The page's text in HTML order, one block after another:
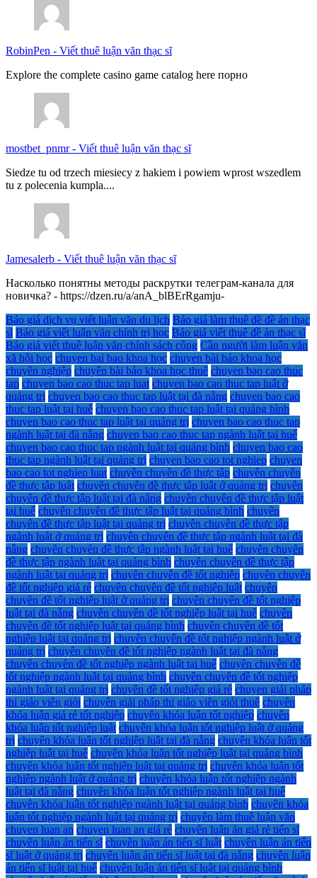
RobinPen - Viết thuê luận văn thạc sĩ
Explore the complete casino game catalog here порно
mostbet_pnmr- Viết thuê luận văn thạc sĩ
Siedze tu od trzech miesiecy z hakiem i powiem wprost wszedlem
tu z polecenia kumpla....
Jamesalerb - Viết thuê luận văn thạc sĩ
Насколько понятны методы раскрутки телеграм-канала для
новичка? - https://dzen.ru/a/anA_blBErRgamju-
Báo giá dịch vụ viết luận văn du lịch Báo giá làm thuê đề đề án thạc
sĩ Báo giá viết luận văn chính trị học Báo giá viết thuê đề án thạc sĩ
Báo giá viết thuê luận văn chính sách công Cần người làm luận văn
xã hội học chuyen bai bao khoa học chuyen bài báo khoa học
chuyên nghiệp chuyên bài báo khoa học thuê chuyen bao cao thuc
tap chuyen bao cao thuc tap luat chuyen bao cao thuc tap luật ở
quảng trị chuyen bao cao thuc tap luật tại đà nẵng chuyen bao cao
thuc tap luật tại huế chuyen bao cao thuc tap luật tại quảng bình
chuyen bao cao thuc tap luật tại quảng trị chuyen bao cao thuc tap
ngành luật tại đà nẵng chuyen bao cao thuc tap ngành luật tại huế
chuyen bao cao thuc tap ngành luật tại quảng bình chuyen bao cao
thuc tap ngành luật tại quảng trị chuyen bao cao tot nghiep chuyen
bao cao tot nghiep luat chuyên chuyên đề thực tập chuyên chuyên
đề thực tập luật chuyên chuyên đề thực tập luật ở quảng trị chuyên
chuyên đề thực tập luật tại đà nẵng chuyên chuyên đề thực tập luật
tại huế chuyên chuyên đề thực tập luật tại quảng bình chuyên
chuyên đề thực tập luật tại quảng trị chuyên chuyên đề thực tập
ngành luật ở quảng trị chuyên chuyên đề thực tập ngành luật tại đà
nẵng chuyên chuyên đề thực tập ngành luật tại huế chuyên chuyên
đề thực tập ngành luật tại quảng bình chuyên chuyên đề thực tập
ngành luật tại quảng trị chuyên chuyên đề tốt nghiệp chuyên chuyên
đề tốt nghiệp giá rẻ chuyên chuyên đề tốt nghiệp luật chuyên
chuyên đề tốt nghiệp luật ở quảng trị chuyên chuyên đề tốt nghiệp
luật tại đà nẵng chuyên chuyên đề tốt nghiệp luật tại huế chuyên
chuyên đề tốt nghiệp luật tại quảng bình chuyên chuyên đề tốt
nghiệp luật tại quảng trị chuyên chuyên đề tốt nghiệp ngành luật ở
quảng trị chuyên chuyên đề tốt nghiệp ngành luật tại đà nẵng
chuyên chuyên đề tốt nghiệp ngành luật tại huế chuyên chuyên đề
tốt nghiệp ngành luật tại quảng bình chuyên chuyên đề tốt nghiệp
ngành luật tại quảng trị chuyên đề tốt nghiệp giá rẻ chuyen giải pháp
thi giáo viên giỏi chuyên giải pháp thi giáo viên giỏi thuê chuyên
khóa luận giá rẻ tốt nghiệp chuyên khóa luận tốt nghiệp chuyên
khóa luận tốt nghiệp luật chuyên khóa luận tốt nghiệp luật ở quảng
trị chuyên khóa luận tốt nghiệp luật tại đà nẵng chuyên khóa luận tốt
nghiệp luật tại huế chuyên khóa luận tốt nghiệp luật tại quảng bình
chuyên khóa luận tốt nghiệp luật tại quảng trị chuyên khóa luận tốt
nghiệp ngành luật ở quảng trị chuyên khóa luận tốt nghiệp ngành
luật tại đà nẵng chuyên khóa luận tốt nghiệp ngành luật tại huế
chuyên khóa luận tốt nghiệp ngành luật tại quảng bình chuyên khóa
luận tốt nghiệp ngành luật tại quảng trị chuyên làm thuê luận văn
chuyen luan an chuyen luan an giá rẻ chuyên luận án giá rẻ tiến sĩ
chuyên luận án tiến sĩ chuyên luận án tiến sĩ luật chuyên luận án tiến
sĩ luật ở quảng trị chuyên luận án tiến sĩ luật tại đà nẵng chuyên luận
án tiến sĩ luật tại huế chuyên luận án tiến sĩ luật tại quảng bình